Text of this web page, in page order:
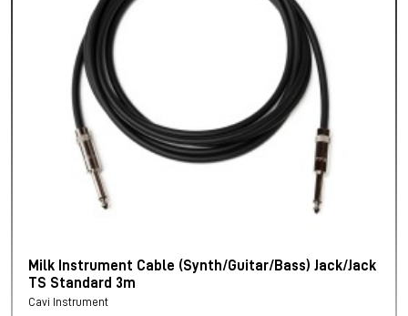
Milk Instrument Cable (Synth/Guitar/Bass) Jack/Jack
TS Standard 3m
Cavi Instrument